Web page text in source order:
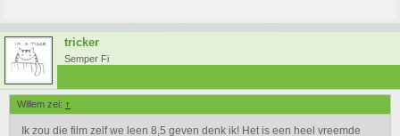
tricker
Semper Fi
Willem zei: ↑
Ik zou die film zelf we leen 8,5 geven denk ik! Het is een heel vreemde